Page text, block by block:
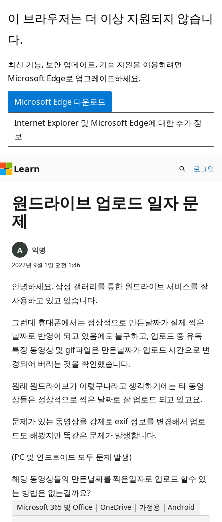
주
콘
츠
로
건
너
뛰
기
이 브라우저는 더 이상 지원되지 않습니
다.
최신 기능, 보안 업데이트, 기술 지원을 이용하려면
Microsoft Edge로 업그레이드하세요.
Microsoft Edge 다운로드
Internet Explorer 및 Microsoft Edge에 대한 추가 정
보
Learn 로그인
원드라이브 업로드 일자 문
제
익명
2022년 9월 1일 오전 1:46
안녕하세요. 삼성 갤러리를 통한 원드라이브 서비스를 잘
사용하고 있고 있습니다.
그런데 휴대폰에서는 정상적으로 만든날짜가 실제 찍은
날짜로 반영이 되고 있음에도 불구하고, 업로드 중 유독
특정 동영상 및 gif파일은 만든날짜가 업로드 시간으로 변
경되어 버리는 것을 확인했습니다.
원래 원드라이브가 이렇구나라고 생각하기에는 타 동영
상들은 정상적으로 찍은 날짜로 잘 업로드 되고 있고요.
문제가 있는 동영상을 강제로 exif 정보를 변경해서 업로
드도 해봤지만 똑같은 문제가 발생합니다.
(PC 및 안드로이드 모두 문제 발생)
해당 동영상들의 만든날짜를 찍은일자로 업로드 할수 있
는 방법은 없는걸까요?
Microsoft 365 및 Office | OneDrive | 가정용 | Android